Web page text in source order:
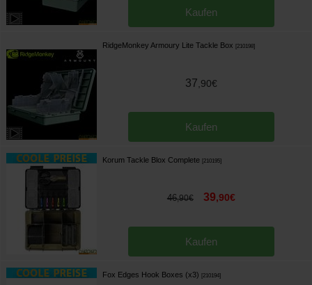
Kaufen
RidgeMonkey Armoury Lite Tackle Box [210198]
37 90€
Kaufen
Korum Tackle Blox Complete [210195]
46,90€ 39,90€
Kaufen
Fox Edges Hook Boxes (x3) [210194]